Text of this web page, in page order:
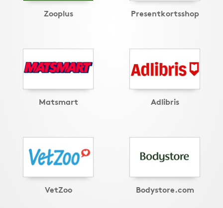
Zooplus Presentkortsshop
Matsmart Adlibris
VetZoo Bodystore.com